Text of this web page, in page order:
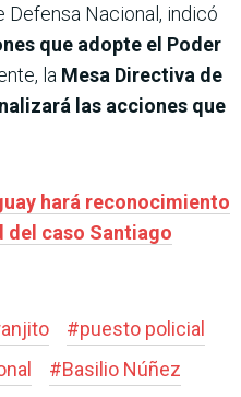
Defensa Nacional, indicó
que adopte el Poder
la Mesa Directiva de
las acciones que
hará reconocimiento
del caso Santiago
#puesto policial
#Basilio Núñez